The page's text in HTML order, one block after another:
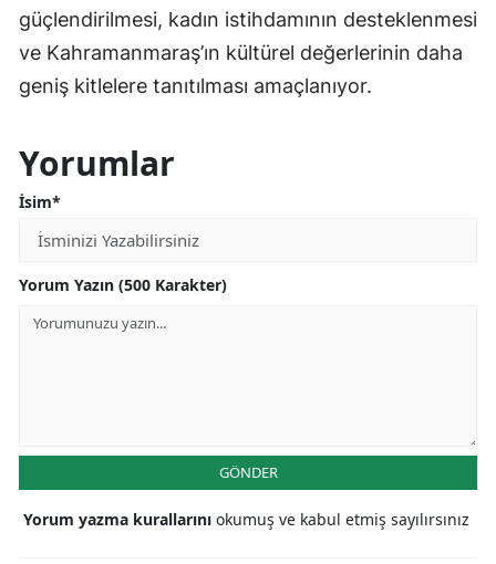
güçlendirilmesi, kadın istihdamının desteklenmesi
ve Kahramanmaraş’ın kültürel değerlerinin daha
geniş kitlelere tanıtılması amaçlanıyor.
Yorumlar
İsim*
Yorum Yazın (500 Karakter)
GÖNDER
Yorum yazma kurallarını okumuş ve kabul etmiş sayılırsınız